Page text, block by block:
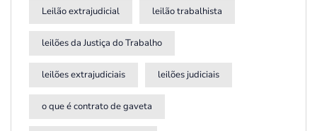
Leilão extrajudicial leilão trabalhista
leilões da Justiça do Trabalho
leilões extrajudiciais leilões judiciais
o que é contrato de gaveta